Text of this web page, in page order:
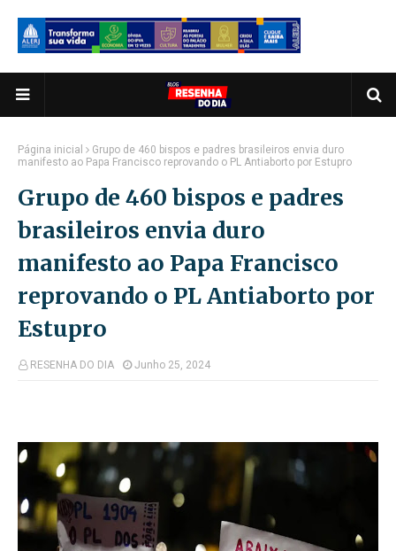
Página inicial
Grupo de 460 bispos e padres brasileiros envia duro
manifesto ao Papa Francisco reprovando o PL Antiaborto por Estupro
Grupo de 460 bispos e padres
brasileiros envia duro
manifesto ao Papa Francisco
reprovando o PL Antiaborto por
Estupro
RESENHA DO DIA Junho 25, 2024